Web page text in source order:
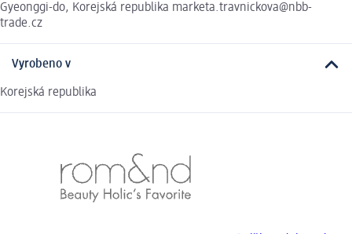
Gyeonggi-do, Korejská republika marketa.travnickova@nbb-
trade.cz
Vyrobeno v
Korejská republika